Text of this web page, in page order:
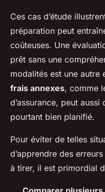
Ces cas d’étude
préparation peut
coûteuses. Une
prêt sans une
modalités est une autre
frais annexes, comme
d’assurance, peut
pourtant bien planifié.
Pour éviter de telles
d’apprendre des
à tirer, il est primordial